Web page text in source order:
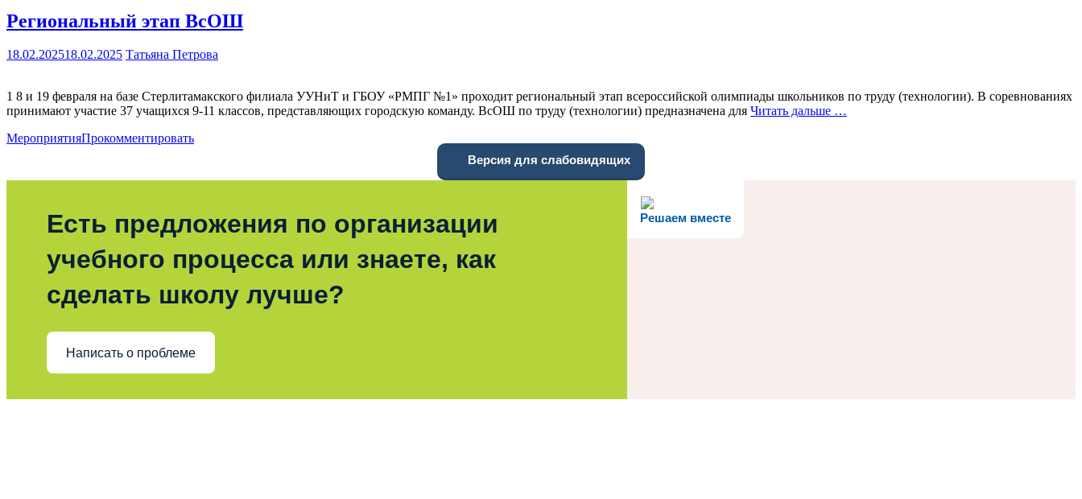
Региональный этап ВсОШ
18.02.202518.02.2025 Татьяна Петрова
1 8 и 19 февраля на базе Стерлитамакского филиала УУНиТ и ГБОУ «РМПГ №1» проходит региональный этап всероссийской олимпиады школьников по труду (технологии). В соревнованиях
принимают участие 37 учащихся 9-11 классов, представляющих городскую команду. ВсОШ по труду (технологии) предназначена для Читать дальше …
МероприятияПрокомментировать
Версия для слабовидящих
Решаем вместе
Есть предложения по организации
учебного процесса или знаете, как
сделать школу лучше?
Написать о проблеме